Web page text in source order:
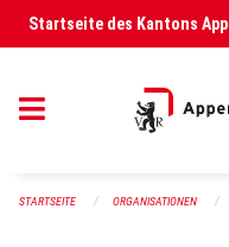
Navigation überspringen
Startseite des Kantons
STARTSEITE ORGANISATIONEN